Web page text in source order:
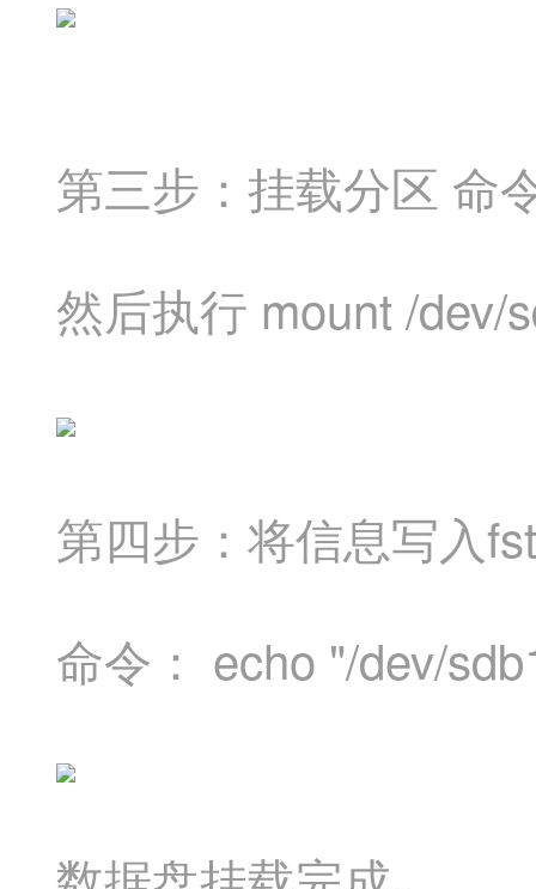
第三步：挂载分区 命
然后执行 mount /dev/
第四步：将信息写入
命令： echo "/dev/